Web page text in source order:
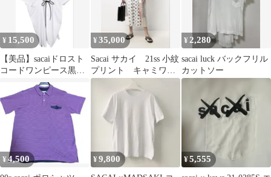
¥ 15,500
【美品】sacaiドロスト
コードワンピース黒
¥35,000
Sacai サカイ 21ss 小紋
プリント キャミワン
ピース ドレス S
¥ 2,280
sacai luck バックフリル
カットソー
¥ 4,500 ¥9,800 ¥5,555